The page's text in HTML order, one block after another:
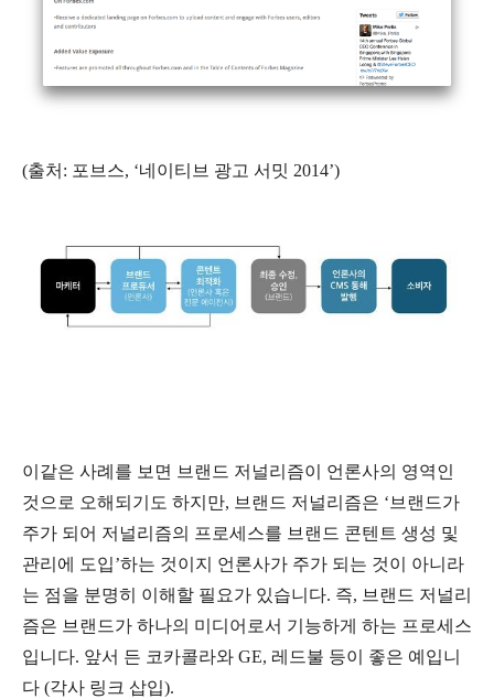
(출처: 포브스, ‘네이티브 광고 서밋 2014’)
이같은 사례를 보면 브랜드 저널리즘이 언론사의 영역인
것으로 오해되기도 하지만, 브랜드 저널리즘은 ‘브랜드가
주가 되어 저널리즘의 프로세스를 브랜드 콘텐트 생성 및
관리에 도입’하는 것이지 언론사가 주가 되는 것이 아니라
는 점을 분명히 이해할 필요가 있습니다. 즉, 브랜드 저널리
즘은 브랜드가 하나의 미디어로서 기능하게 하는 프로세스
입니다. 앞서 든 코카콜라와 GE, 레드불 등이 좋은 예입니
다 (각사 링크 삽입).